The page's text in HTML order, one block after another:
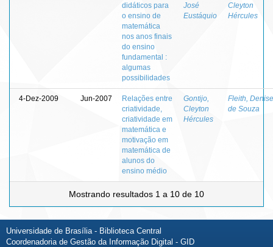
didáticos para
o ensino de
matemática
nos anos finais
do ensino
fundamental :
algumas
possibilidades
José
Eustáquio
Cleyton
Hércules
4-Dez-2009 Jun-2007
Relações entre
criatividade,
criatividade em
matemática e
motivação em
matemática de
alunos do
ensino médio
Gontijo,
Cleyton
Hércules
Fleith, Denise
de Souza
Mostrando resultados 1 a 10 de 10
Universidade de Brasília - Biblioteca Central
Coordenadoria de Gestão da Informação Digital - GID